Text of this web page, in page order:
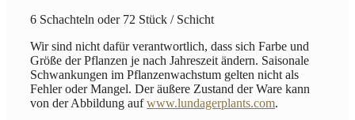
6 Schachteln oder 72 Stück / Schicht
Wir sind nicht dafür verantwortlich, dass sich Farbe und
Größe der Pflanzen je nach Jahreszeit ändern. Saisonale
Schwankungen im Pflanzenwachstum gelten nicht als
Fehler oder Mangel. Der äußere Zustand der Ware kann
von der Abbildung aufwww.lundagerplants.com.